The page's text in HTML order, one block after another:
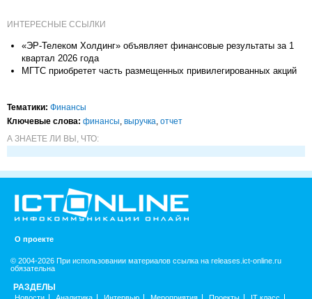
ИНТЕРЕСНЫЕ ССЫЛКИ
«ЭР-Телеком Холдинг» объявляет финансовые результаты за 1
квартал 2026 года
МГТС приобретет часть размещенных привилегированных акций
Тематики: Финансы
Ключевые слова: финансы, выручка, отчет
А ЗНАЕТЕ ЛИ ВЫ, ЧТО:
О проекте
© 2004-2026 При использовании материалов ссылка на releases.ict-online.ru
обязательна
РАЗДЕЛЫ